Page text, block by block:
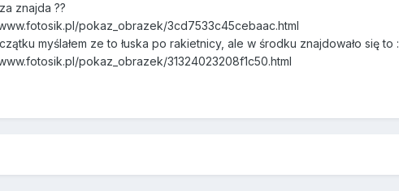
znajda ??
pokaz_obrazek/3cd7533c45cebaac.html
myślałem ze to łuska po rakietnicy, ale w środku znajdowało się to :
pokaz_obrazek/31324023208f1c50.html